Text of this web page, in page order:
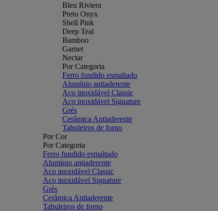
Bleu Riviera
Preto Onyx
Shell Pink
Deep Teal
Bamboo
Garnet
Nectar
Por Categoria
Ferro fundido esmaltado
Alumínio antiaderente
Aço inoxidável Classic
Aço inoxidável Signature
Grés
Cerâmica Antiaderente
Tabuleiros de forno
Por Cor
Por Categoria
Ferro fundido esmaltado
Alumínio antiaderente
Aço inoxidável Classic
Aço inoxidável Signature
Grés
Cerâmica Antiaderente
Tabuleiros de forno